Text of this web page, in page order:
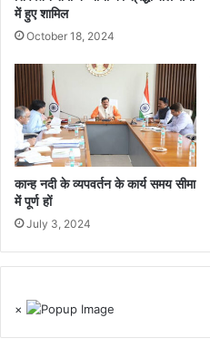
में हुए शामिल
October 18, 2024
कान्ह नदी के व्यपवर्तन के कार्य समय सीमा
में पूर्ण हों
July 3, 2024
×